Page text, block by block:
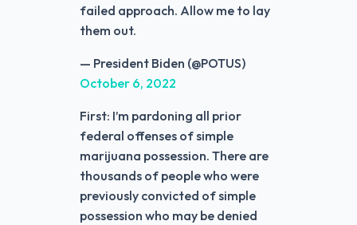
failed approach. Allow me to lay
them out.
— President Biden (@POTUS)
October 6, 2022
First: I’m pardoning all prior
federal offenses of simple
marijuana possession. There are
thousands of people who were
previously convicted of simple
possession who may be denied